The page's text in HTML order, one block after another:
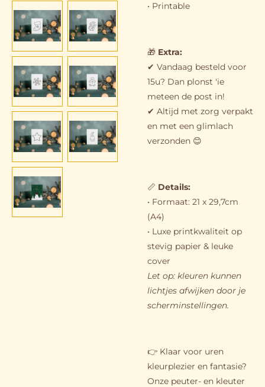
• Printable
🎁 Extra:
✔ Vandaag besteld voor
15u? Dan plonst 'ie
meteen de post in!
✔ Altijd met zorg verpakt
en met een glimlach
verzonden 😊
📏 Details:
• Formaat: 21 x 29,7cm
(A4)
• Luxe printkwaliteit op
stevig papier & leuke
cover
Let op: kleuren kunnen
lichtjes afwijken door je
scherminstellingen.
👉 Klaar voor uren
kleurplezier en fantasie?
Onze peuter- en kleuter